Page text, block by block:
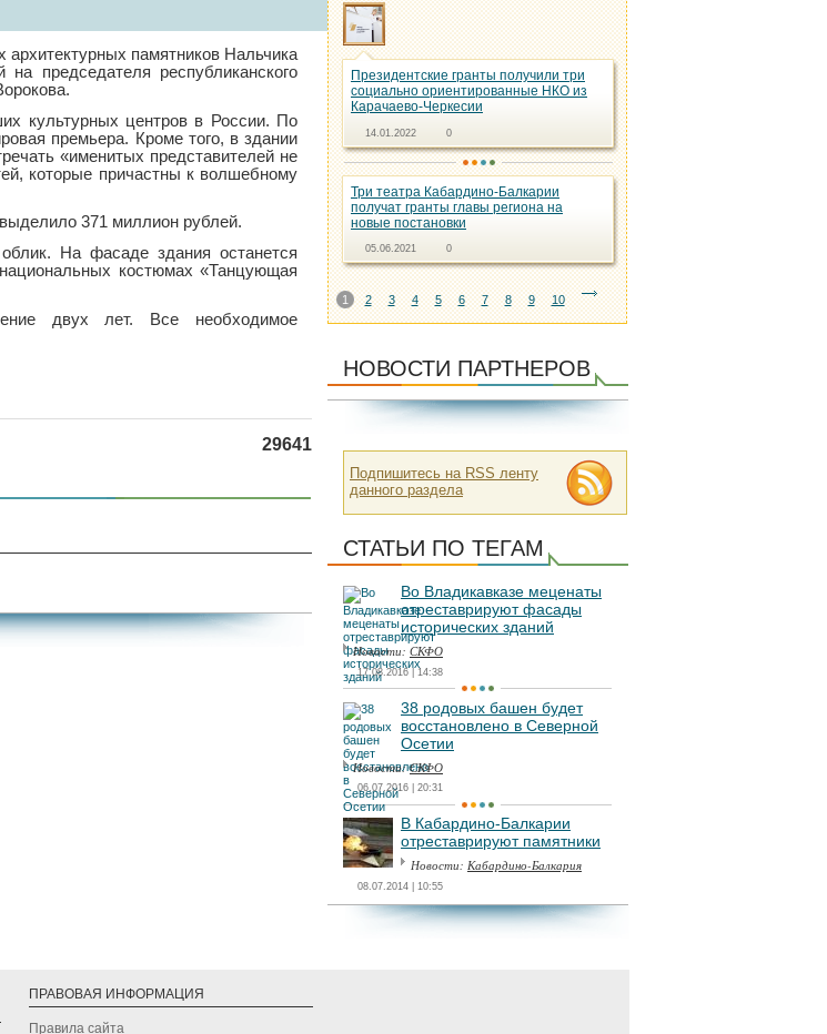
памятников Нальчика
председателя республиканского
культурных центров в России. По
премьера. Кроме того, в здании
«именитых представителей не
которые причастны к волшебному
371 миллион рублей.
На фасаде здания останется
костюмах «Танцующая
двух лет. Все необходимое
29641
Президентские гранты получили три
социально ориентированные НКО из
Карачаево-Черкесии
14.01.2022 0
Три театра Кабардино-Балкарии
получат гранты главы региона на
новые постановки
05.06.2021 0
1 2 3 4 5 6 7 8 9 10
НОВОСТИ ПАРТНЕРОВ
Подпишитесь на RSS ленту
данного раздела
СТАТЬИ ПО ТЕГАМ
Во Владикавказе меценаты
отреставрируют фасады
исторических зданий
Новости: СКФО
17.08.2016 | 14:38
38 родовых башен будет
восстановлено в Северной
Осетии
Новости:СКФО
06.07.2016 | 20:31
В Кабардино-Балкарии
отреставрируют памятники
Новости: Кабардино-Балкария
08.07.2014 | 10:55
ПРАВОВАЯ ИНФОРМАЦИЯ
Правила сайта